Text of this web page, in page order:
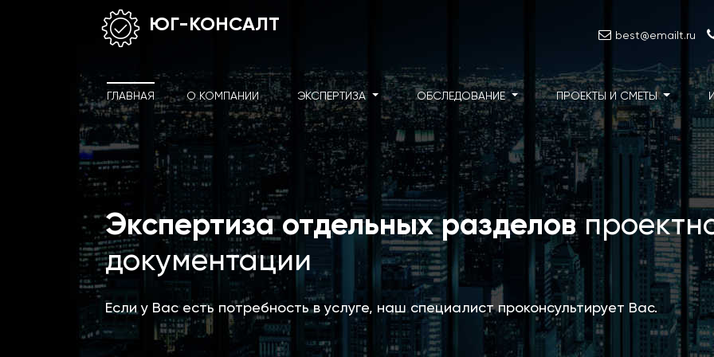
ЮГ-КОНСАЛТ best@emailt.ru
ГЛАВНАЯ О КОМПАНИИ ЭКСПЕРТИЗА ОБСЛЕДОВАНИЕ ПРОЕКТЫ И СМЕТЫ
Экспертиза отдельных разделов
документации
Если у Вас есть потребность в услуге, наш специалист проконсультирует Вас.